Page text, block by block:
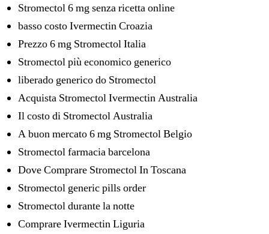
Stromectol 6 mg senza ricetta online
basso costo Ivermectin Croazia
Prezzo 6 mg Stromectol Italia
Stromectol più economico generico
liberado generico do Stromectol
Acquista Stromectol Ivermectin Australia
Il costo di Stromectol Australia
A buon mercato 6 mg Stromectol Belgio
Stromectol farmacia barcelona
Dove Comprare Stromectol In Toscana
Stromectol generic pills order
Stromectol durante la notte
Comprare Ivermectin Liguria